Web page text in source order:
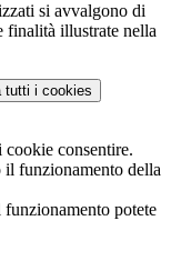
si avvalgono di
finalità illustrate nella
tutti i cookies
cookie consentire.
il funzionamento della
funzionamento potete